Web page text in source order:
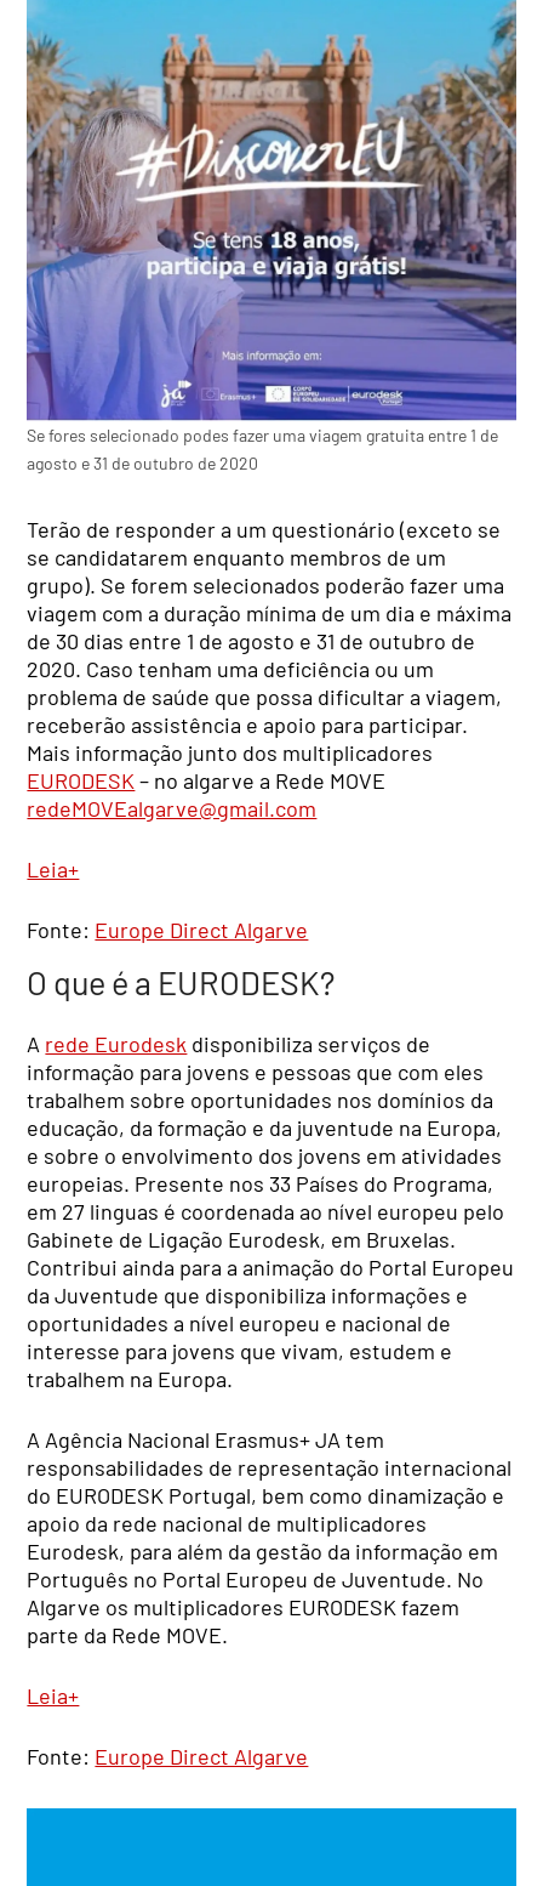
Se fores selecionado podes fazer uma viagem gratuita entre 1 de
agosto e 31 de outubro de 2020
Terão de responder a um questionário (exceto se
se candidatarem enquanto membros de um
grupo). Se forem selecionados poderão fazer uma
viagem com a duração mínima de um dia e máxima
de 30 dias entre 1 de agosto e 31 de outubro de
2020. Caso tenham uma deficiência ou um
problema de saúde que possa dificultar a viagem,
receberão assistência e apoio para participar.
Mais informação junto dos multiplicadores
EURODESK – no algarve a Rede MOVE
redeMOVEalgarve@gmail.com
Leia+
Fonte: Europe Direct Algarve
O que é a EURODESK?
A rede Eurodesk disponibiliza serviços de
informação para jovens e pessoas que com eles
trabalhem sobre oportunidades nos domínios da
educação, da formação e da juventude na Europa,
e sobre o envolvimento dos jovens em atividades
europeias. Presente nos 33 Países do Programa,
em 27 linguas é coordenada ao nível europeu pelo
Gabinete de Ligação Eurodesk, em Bruxelas.
Contribui ainda para a animação do Portal Europeu
da Juventude que disponibiliza informações e
oportunidades a nível europeu e nacional de
interesse para jovens que vivam, estudem e
trabalhem na Europa.
A Agência Nacional Erasmus+ JA tem
responsabilidades de representação internacional
do EURODESK Portugal, bem como dinamização e
apoio da rede nacional de multiplicadores
Eurodesk, para além da gestão da informação em
Português no Portal Europeu de Juventude. No
Algarve os multiplicadores EURODESK fazem
parte da Rede MOVE.
Leia+
Fonte: Europe Direct Algarve